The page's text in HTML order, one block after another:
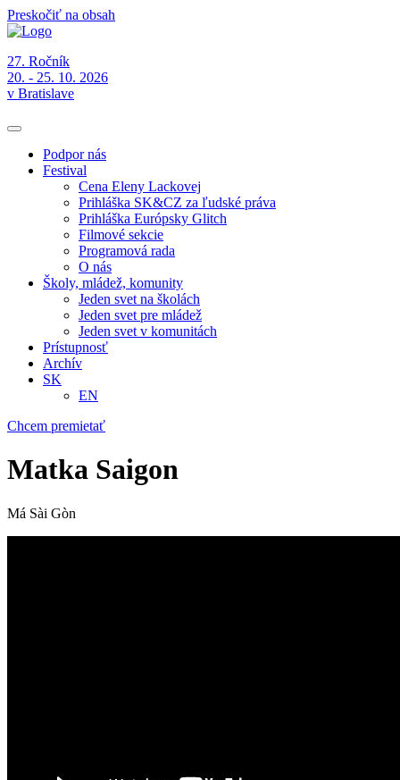
Preskočiť na obsah
27. Ročník
20. - 25. 10. 2026
v Bratislave
Podpor nás
Festival
Cena Eleny Lackovej
Prihláška SK&CZ za ľudské práva
Prihláška Európsky Glitch
Filmové sekcie
Programová rada
O nás
Školy, mládež, komunity
Jeden svet na školách
Jeden svet pre mládež
Jeden svet v komunitách
Prístupnosť
Archív
SK
EN
Chcem premietať
Matka Saigon
Má Sài Gòn